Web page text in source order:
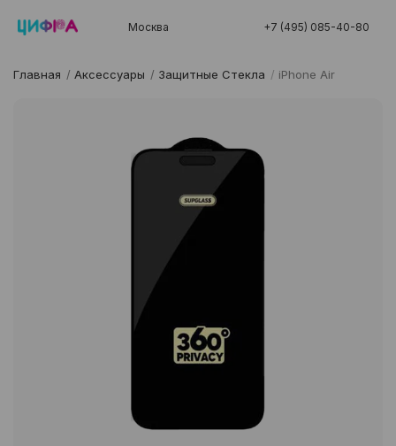
Москва +7 (495) 085-40-80
Главная / Аксессуары / Защитные Стекла / iPhone Air